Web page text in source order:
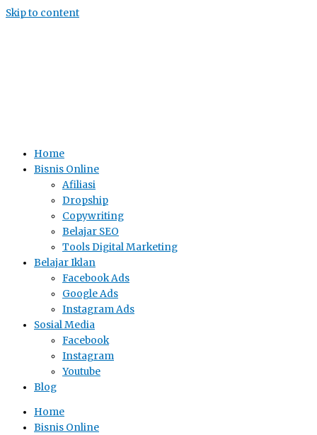
Skip to content
Home
Bisnis Online
Afiliasi
Dropship
Copywriting
Belajar SEO
Tools Digital Marketing
Belajar Iklan
Facebook Ads
Google Ads
Instagram Ads
Sosial Media
Facebook
Instagram
Youtube
Blog
Home
Bisnis Online